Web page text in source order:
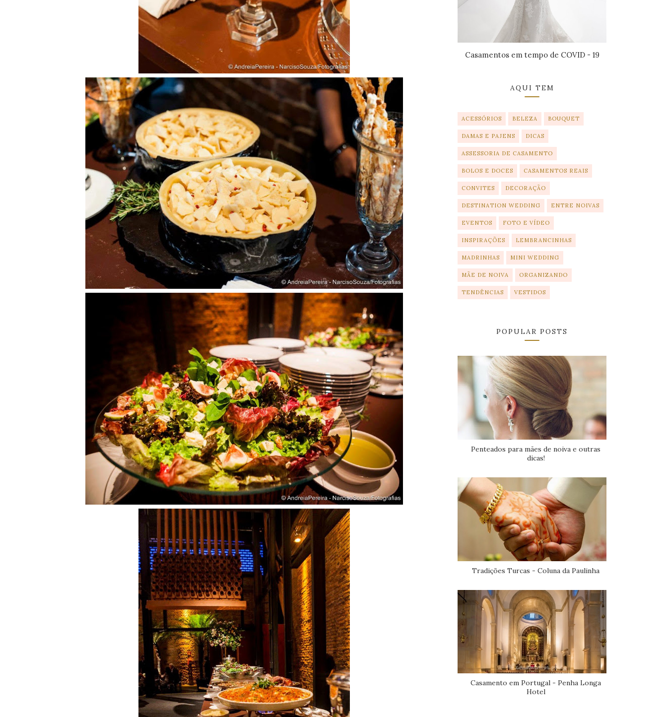
Casamentos em tempo de COVID - 19
AQUI TEM
ACESSÓRIOS BELEZA BOUQUET
DAMAS E PAJENS DICAS
ASSESSORIA DE CASAMENTO
BOLOS E DOCES CASAMENTOS REAIS
CONVITES DECORAÇÃO
DESTINATION WEDDING ENTRE NOIVAS
EVENTOS FOTO E VÍDEO
INSPIRAÇÕES LEMBRANCINHAS
MADRINHAS MINI WEDDING
MÃE DE NOIVA ORGANIZANDO
TENDÊNCIAS VESTIDOS
POPULAR POSTS
Penteados para mães de noiva e outras
dicas!
Tradições Turcas - Coluna da Paulinha
Casamento em Portugal - Penha Longa
Hotel